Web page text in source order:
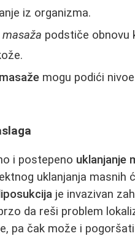
iz organizma.
podstiče obnovu
mogu podići
i postepeno uklanjanje
uklanjanja masnih
liposukcija je invazivan
da reši problem
pa čak može i